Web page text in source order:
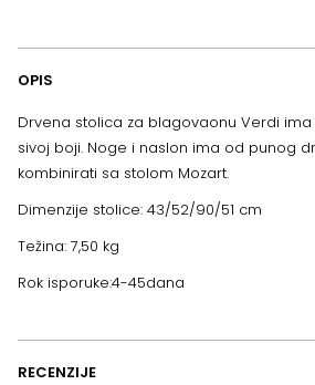
punog
drva
količina
OPIS
Drvena stolica za blagovaonu Verdi
sivoj boji. Noge i naslon ima od punog
kombinirati sa stolom Mozart.
Dimenzije stolice: 43/52/90/51 cm
Težina: 7,50 kg
Rok isporuke:4-45dana
RECENZIJE